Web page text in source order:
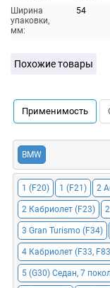
Ширина
упаковки,
мм:
54
Похожие товары
Применимость
BMW
1 (F20) 1 (F21) 2
2 Кабриолет (F23)
3 Gran Turismo (F34)
4 Кабриолет (F33,
5 (G30) Седан, 7